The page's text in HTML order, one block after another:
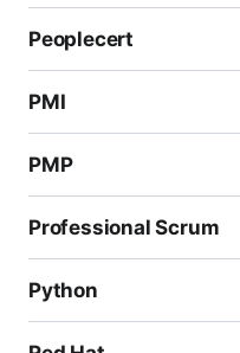
Peoplecert
PMI
PMP
Professional Scrum
Python